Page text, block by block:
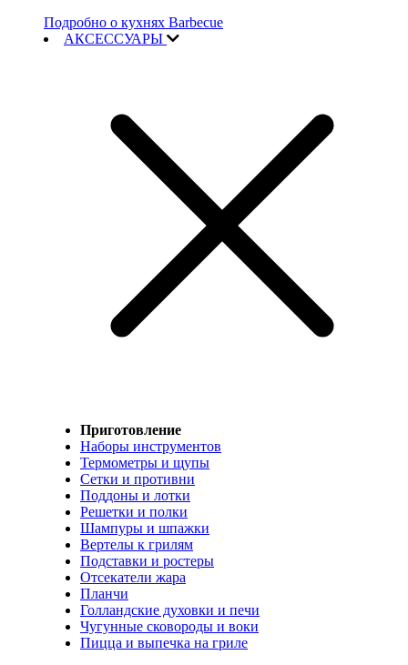
Подробно о кухнях Barbecue
АКСЕССУАРЫ
Приготовление
Наборы инструментов
Термометры и щупы
Сетки и противни
Поддоны и лотки
Решетки и полки
Шампуры и шпажки
Вертелы к грилям
Подставки и ростеры
Отсекатели жара
Планчи
Голландские духовки и печи
Чугунные сковороды и воки
Пицца и выпечка на гриле